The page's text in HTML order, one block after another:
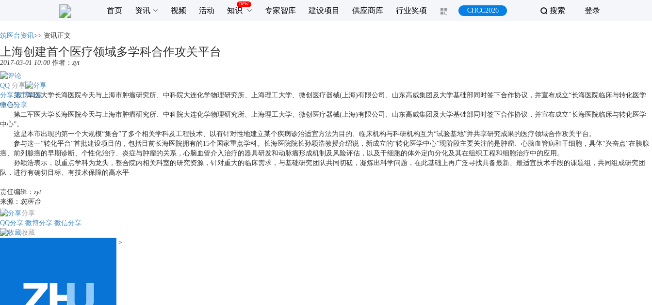
登录
搜索
首页 资讯 视频 活动 知识 专家智库 建设项目 供应商库 行业奖项 CHCC2026
筑医台资讯>> 资讯正文
上海创建首个医疗领域多学科合作攻关平台
2017-03-01 10:00 作者： zyt
分享
QQ
分享 微博分享
微信分享
第二军医大学长海医院今天与上海市肿瘤研究所、中科院大连化学物理研究所、上海理工大学、微创医疗器械(上海)有限公司、山东高威集团及大学基础部同时签下合作协议，并宣布成立“长海医院临床与转化医学
中心”。
第二军医大学长海医院今天与上海市肿瘤研究所、中科院大连化学物理研究所、上海理工大学、微创医疗器械(上海)有限公司、山东高威集团及大学基础部同时签下合作协议，并宣布成立“长海医院临床与转化医学
中心”。
这是本市出现的第一个大规模“集合”了多个相关学科及工程技术、以有针对性地建立某个疾病诊治适宜方法为目的、临床机构与科研机构互为“试验基地”并共享研究成果的医疗领域合作攻关平台。
参与这一“转化平台”首批建设项目的，包括目前长海医院拥有的15个国家重点学科。长海医院院长孙颖浩教授介绍说，新成立的“转化医学中心”现阶段主要关注的是肿瘤、心脑血管病和干细胞，具体“兴奋点”在胰腺
癌、前列腺癌的早期诊断、个性化治疗、炎症与肿瘤的关系，心脑血管介入治疗的器具研发和动脉瘤形成机制及风险评估，以及干细胞的体外定向分化及其在组织工程和细胞治疗中的应用。
孙颖浩表示，以重点学科为龙头，整合院内相关科室的研究资源，针对重大的临床需求，与基础研究团队共同切磋，凝炼出科学问题，在此基础上再广泛寻找具备最新、最适宜技术手段的课题组，共同组成研究团
队，进行有确切目标、有技术保障的高水平
责任编辑： zyt
来源： 筑医台
分享
QQ分享 微博分享 微信分享
收藏
>